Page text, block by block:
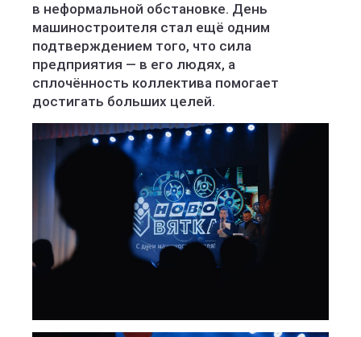
в неформальной обстановке. День
машиностроителя стал ещё одним
подтверждением того, что сила
предприятия — в его людях, а
сплочённость коллектива помогает
достигать больших целей.